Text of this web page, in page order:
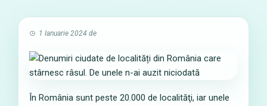
1 Ianuarie 2024 de
În România sunt peste 20.000 de localităţi, iar unele